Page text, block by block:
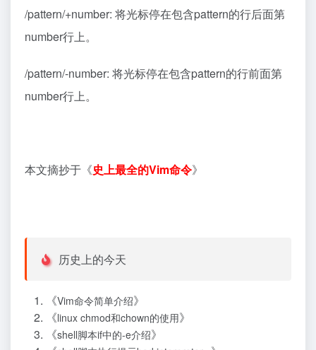
/pattern/+number: 将光标停在包含pattern的行后面第
number行上。
/pattern/-number: 将光标停在包含pattern的行前面第
number行上。
本文摘抄于《史上最全的Vim命令》
历史上的今天
《Vim命令简单介绍》
《linux chmod和chown的使用》
《shell脚本if中的-e介绍》